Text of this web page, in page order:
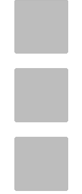
LKKI